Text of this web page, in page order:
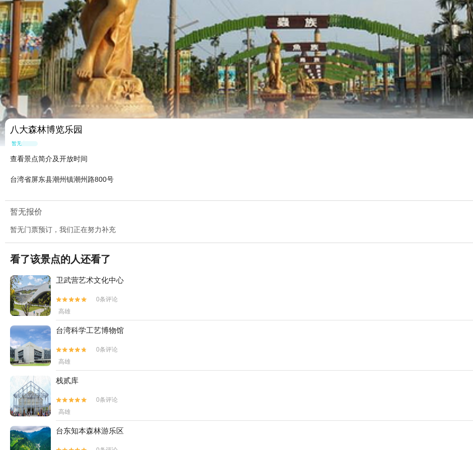
八大森林博览乐园
暂无点评
查看景点简介及开放时间
台湾省屏东县潮州镇潮州路800号
暂无报价
暂无门票预订，我们正在努力补充
看了该景点的人还看了
卫武营艺术文化中心


0条评论
高雄
台湾科学工艺博物馆


0条评论
高雄
栈贰库


0条评论
高雄
台东知本森林游乐区